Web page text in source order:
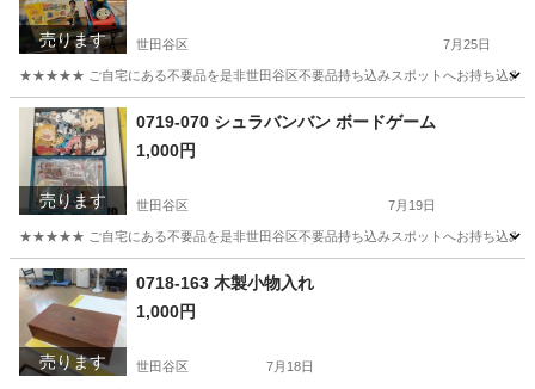
売ります 世田谷区 7月25日
★★★★★ ご自宅にある不要品を是非世田谷区不要品持ち込みスポットへお持ち込みし
東京 世田谷区 きかんしゃトーマス
売ります
0719-070 シュラバンバン ボードゲーム
1,000円
世田谷区 7月19日
★★★★★ ご自宅にある不要品を是非世田谷区不要品持ち込みスポットへお持ち込みし
東京 世田谷区 ボードゲーム スポット
売ります
0718-163 木製小物入れ
1,000円
世田谷区 7月18日